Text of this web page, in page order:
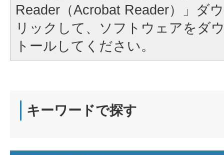
Reader（Acrobat Reader）」ダ
リックして、ソフトウェアをダ
トールしてください。
キーワードで探す